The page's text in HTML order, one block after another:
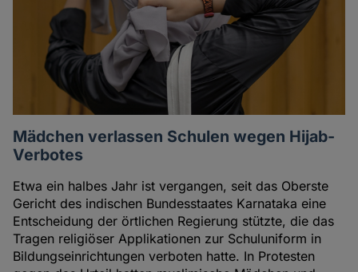
Mädchen verlassen Schulen wegen Hijab-
Verbotes
Etwa ein halbes Jahr ist vergangen, seit das Oberste
Gericht des indischen Bundesstaates Karnataka eine
Entscheidung der örtlichen Regierung stützte, die das
Tragen religiöser Applikationen zur Schuluniform in
Bildungseinrichtungen verboten hatte. In Protesten